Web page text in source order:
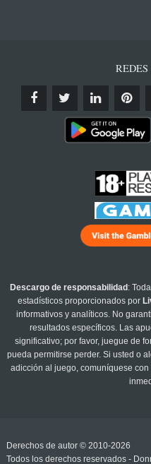
Descargo de responsabilidad :
estadísticos proporcionados por
informativos y analíticos. No
resultados específicos. Las
significativo; por favor, juegue de
pueda permitirse perder. Si usted o
adicción al juego, comuníquese
Derechos de autor © 2010-2026
Todos los derechos reservados -